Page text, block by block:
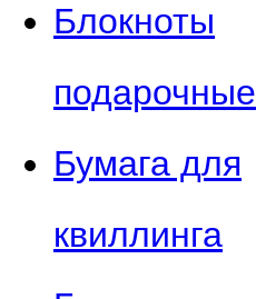
Блокноты
подарочные
Бумага для
квиллинга